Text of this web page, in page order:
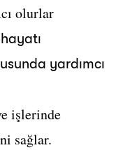
olurlar
yardımcı
işlerinde
sağlar.